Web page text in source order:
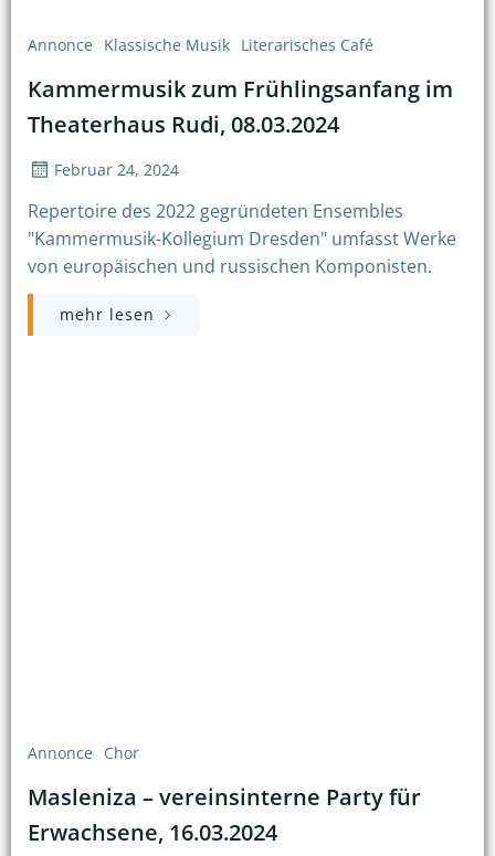
Annonce Klassische Musik Literarisches Café
Kammermusik zum Frühlingsanfang im
Theaterhaus Rudi, 08.03.2024
Februar 24, 2024
Repertoire des 2022 gegründeten Ensembles
"Kammermusik-Kollegium Dresden" umfasst Werke
von europäischen und russischen Komponisten.
mehr lesen
Annonce Chor
Masleniza – vereinsinterne Party für
Erwachsene, 16.03.2024